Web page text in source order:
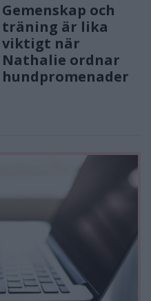
Gemenskap och
träning är lika
viktigt när
Nathalie ordnar
hundpromenader